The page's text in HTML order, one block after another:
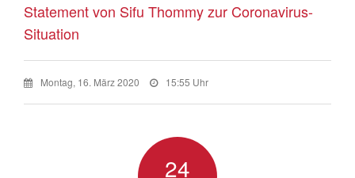
Statement von Sifu Thommy zur Coronavirus-
Situation
Montag, 16. März 2020 15:55 Uhr
24